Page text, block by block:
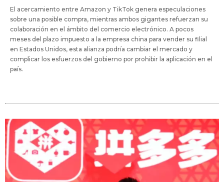
El acercamiento entre Amazon y TikTok genera especulaciones
sobre una posible compra, mientras ambos gigantes refuerzan su
colaboración en el ámbito del comercio electrónico. A pocos
meses del plazo impuesto a la empresa china para vender su filial
en Estados Unidos, esta alianza podría cambiar el mercado y
complicar los esfuerzos del gobierno por prohibir la aplicación en el
país.